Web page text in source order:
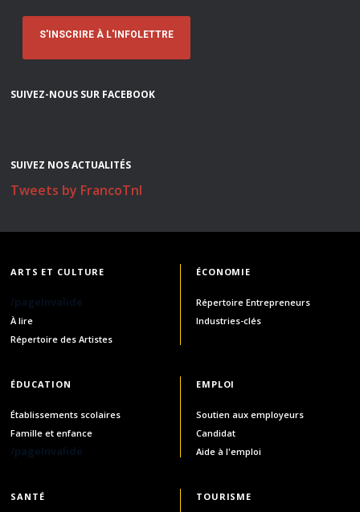
S'INSCRIRE À L'INFOLETTRE
SUIVEZ-NOUS SUR FACEBOOK
SUIVEZ NOS ACTUALITÉS
Tweets by FrancoTnl
ARTS ET CULTURE
/pageInvalide
À lire
Répertoire des Artistes
ÉCONOMIE
Répertoire Entrepreneurs
Industries-clés
ÉDUCATION
Établissements scolaires
Famille et enfance
/pageInvalide
EMPLOI
Soutien aux employeurs
Candidat
Aide à l'emploi
SANTÉ TOURISME